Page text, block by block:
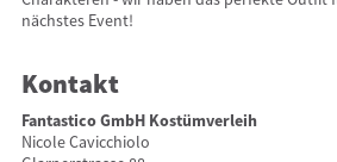
nächstes Event!
Kontakt
Fantastico GmbH Kostümverleih
Nicole Cavicchiolo